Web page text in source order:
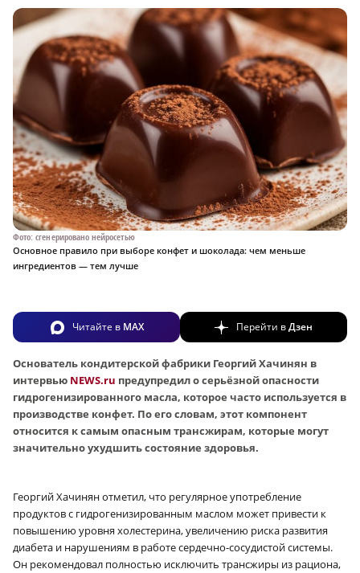
Фото: сгенерировано нейросетью
Основное правило при выборе конфет и шоколада: чем меньше
ингредиентов — тем лучше
Читайте в MAX Перейти вДзен
Основатель кондитерской фабрики Георгий Хачинян в
интервью NEWS.ru предупредил о серьёзной опасности
гидрогенизированного масла, которое часто используется в
производстве конфет. По его словам, этот компонент
относится к самым опасным трансжирам, которые могут
значительно ухудшить состояние здоровья.
Георгий Хачинян отметил, что регулярное употребление
продуктов с гидрогенизированным маслом может привести к
повышению уровня холестерина, увеличению риска развития
диабета и нарушениям в работе сердечно-сосудистой системы.
Он рекомендовал полностью исключить трансжиры из рациона,